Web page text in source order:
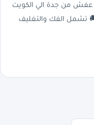
عفش من جدة الي الكويت
تشمل الفك والتغليف